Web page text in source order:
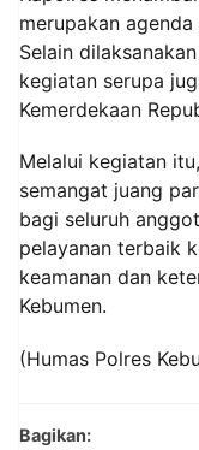
merupakan
Selain
kegiatan serupa
Kemerdekaan
Melalui kegiatan
semangat juang
bagi seluruh
pelayanan terbaik
keamanan dan
Kebumen.
(Humas Polres
Bagikan: